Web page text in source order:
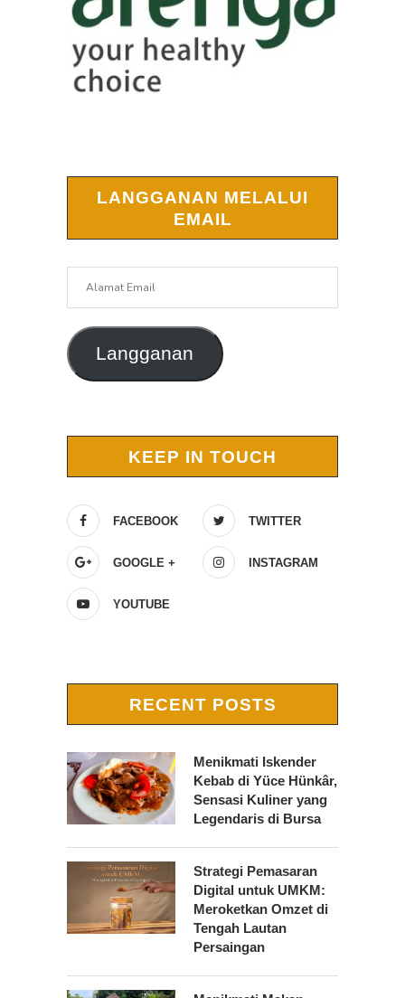
LANGGANAN MELALUI
EMAIL
Langganan
KEEP IN TOUCH
FACEBOOK TWITTER
GOOGLE + INSTAGRAM
YOUTUBE
RECENT POSTS
Menikmati Iskender
Kebab di Yüce Hünkâr,
Sensasi Kuliner yang
Legendaris di Bursa
Strategi Pemasaran
Digital untuk UMKM:
Meroketkan Omzet di
Tengah Lautan
Persaingan